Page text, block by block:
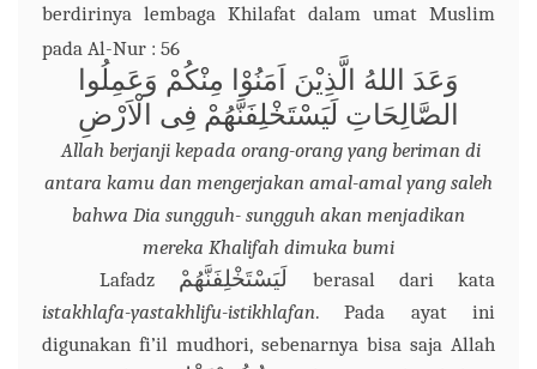
berdirinya lembaga Khilafat dalam umat Muslim
pada Al-Nur : 56
وَعَدَ اللهُ الَّذِيْنَ اَمَنُوْا مِنْكُمْ وَعَمِلُوا
الصَّالِحَاتِ لَيَسْتَخْلِفَنَّهُمْ فِى الْاَرْضِ
Allah berjanji kepada orang-orang yang beriman di
antara kamu dan mengerjakan amal-amal yang saleh
bahwa Dia sungguh- sungguh akan menjadikan
mereka Khalifah dimuka bumi
Lafadz لَيَسْتَخْلِفَنَّهُمْ
berasal dari kata
istakhlafa-yastakhlifu-istikhlafan. Pada ayat ini
digunakan fi’il mudhori, sebenarnya bisa saja Allah